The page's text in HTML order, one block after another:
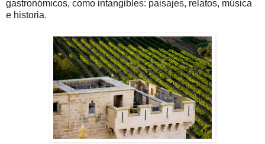
gastronómicos, como intangibles: paisajes, relatos, música
e historia.